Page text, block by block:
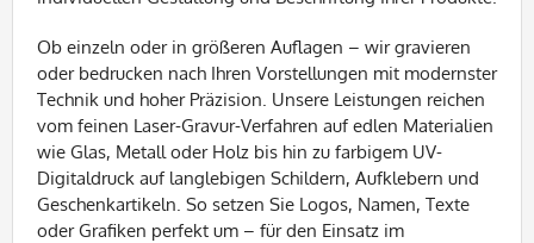
Ob einzeln oder in größeren Auflagen – wir gravieren
oder bedrucken nach Ihren Vorstellungen mit modernster
Technik und hoher Präzision. Unsere Leistungen reichen
vom feinen Laser-Gravur-Verfahren auf edlen Materialien
wie Glas, Metall oder Holz bis hin zu farbigem UV-
Digitaldruck auf langlebigen Schildern, Aufklebern und
Geschenkartikeln. So setzen Sie Logos, Namen, Texte
oder Grafiken perfekt um – für den Einsatz im